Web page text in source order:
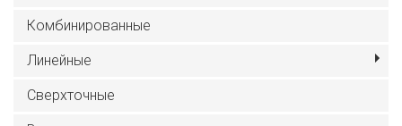
Комбинированные
Линейные
Сверхточные